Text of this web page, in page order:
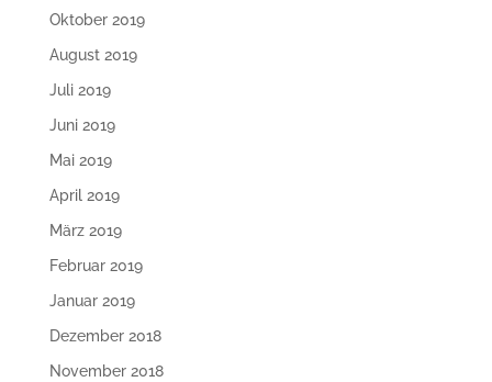
Oktober 2019
August 2019
Juli 2019
Juni 2019
Mai 2019
April 2019
März 2019
Februar 2019
Januar 2019
Dezember 2018
November 2018